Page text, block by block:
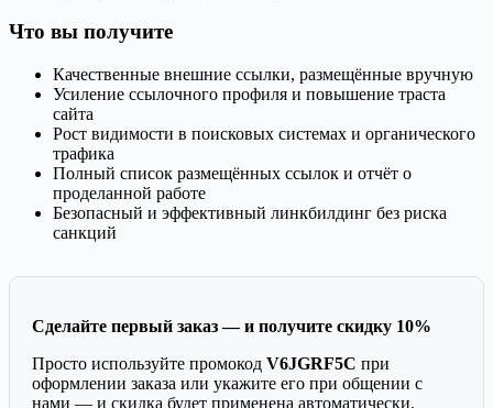
Что вы получите
Качественные внешние ссылки, размещённые вручную
Усиление ссылочного профиля и повышение траста
сайта
Рост видимости в поисковых системах и органического
трафика
Полный список размещённых ссылок и отчёт о
проделанной работе
Безопасный и эффективный линкбилдинг без риска
санкций
Сделайте первый заказ — и получите скидку 10%
Просто используйте промокод V6JGRF5C при
оформлении заказа или укажите его при общении с
нами — и скидка будет применена автоматически.